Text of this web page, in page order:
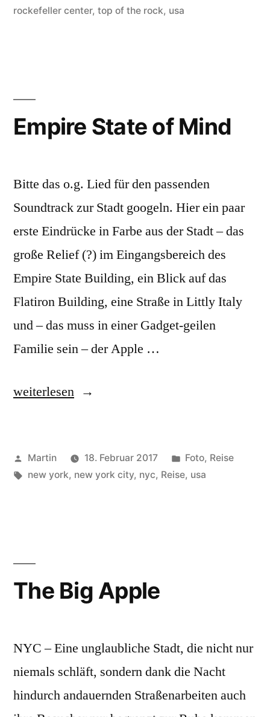
rockefeller center, top of the rock, usa
Empire State of Mind
Bitte das o.g. Lied für den passenden
Soundtrack zur Stadt googeln. Hier ein paar
erste Eindrücke in Farbe aus der Stadt – das
große Relief (?) im Eingangsbereich des
Empire State Building, ein Blick auf das
Flatiron Building, eine Straße in Littly Italy
und – das muss in einer Gadget-geilen
Familie sein – der Apple …
„Empire
Mind“
weiterlesen
Veröffentlicht
von
Martin 18. Februar 2017
Veröffentlicht
unter
Foto, Reise
Schlagwörter:
new york, new york city, nyc, Reise, usa
The Big Apple
NYC – Eine unglaubliche Stadt, die nicht nur
niemals schläft, sondern dank die Nacht
hindurch andauernden Straßenarbeiten auch